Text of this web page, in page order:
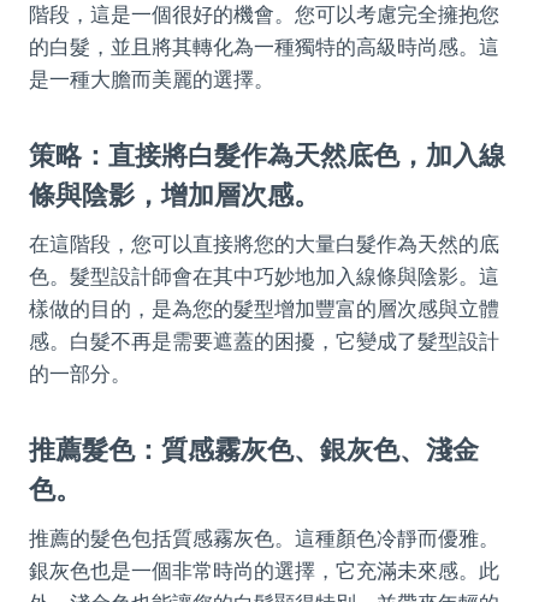
階段，這是一個很好的機會。您可以考慮完全擁抱您
的白髮，並且將其轉化為一種獨特的高級時尚感。這
是一種大膽而美麗的選擇。
策略：直接將白髮作為天然底色，加入線
條與陰影，增加層次感。
在這階段，您可以直接將您的大量白髮作為天然的底
色。髮型設計師會在其中巧妙地加入線條與陰影。這
樣做的目的，是為您的髮型增加豐富的層次感與立體
感。白髮不再是需要遮蓋的困擾，它變成了髮型設計
的一部分。
推薦髮色：質感霧灰色、銀灰色、淺金
色。
推薦的髮色包括質感霧灰色。這種顏色冷靜而優雅。
銀灰色也是一個非常時尚的選擇，它充滿未來感。此